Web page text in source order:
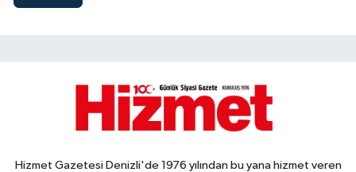
Hizmet Gazetesi Denizli'de 1976 yılından bu yana hizmet veren